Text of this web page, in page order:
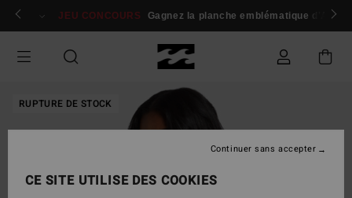
Passer
Se connecter / s'inscrire
JEU CONCOURS Gagnez la planche emblématique d'Andy
RUPTURE DE STOCK
CE SITE UTILISE DES COOKIES
Continuer sans accepter